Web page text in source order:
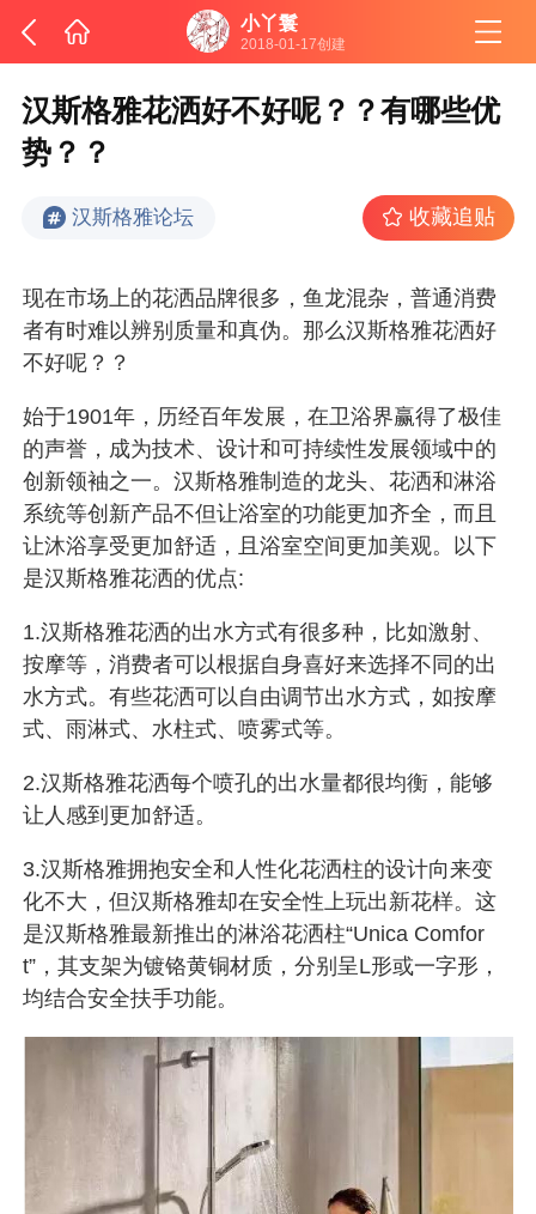
小丫鬟
2018-01-17创建
汉斯格雅花洒好不好呢？？有哪些优
势？？
汉斯格雅论坛 收藏追贴
现在市场上的花洒品牌很多，鱼龙混杂，普通消费
者有时难以辨别质量和真伪。那么汉斯格雅花洒好
不好呢？？
始于1901年，历经百年发展，在卫浴界赢得了极佳
的声誉，成为技术、设计和可持续性发展领域中的
创新领袖之一。汉斯格雅制造的龙头、花洒和淋浴
系统等创新产品不但让浴室的功能更加齐全，而且
让沐浴享受更加舒适，且浴室空间更加美观。以下
是汉斯格雅花洒的优点:
1.汉斯格雅花洒的出水方式有很多种，比如激射、
按摩等，消费者可以根据自身喜好来选择不同的出
水方式。有些花洒可以自由调节出水方式，如按摩
式、雨淋式、水柱式、喷雾式等。
2.汉斯格雅花洒每个喷孔的出水量都很均衡，能够
让人感到更加舒适。
3.汉斯格雅拥抱安全和人性化花洒柱的设计向来变
化不大，但汉斯格雅却在安全性上玩出新花样。这
是汉斯格雅最新推出的淋浴花洒柱“Unica Comfor
t”，其支架为镀铬黄铜材质，分别呈L形或一字形，
均结合安全扶手功能。